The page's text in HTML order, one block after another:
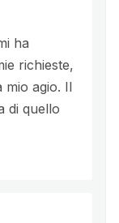
ha
richieste,
mio agio. Il
di quello